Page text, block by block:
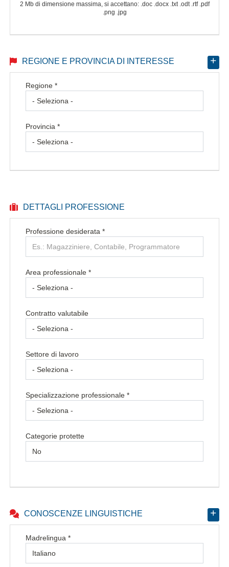
2 Mb di dimensione massima, si accettano: .doc .docx .txt .odt .rtf .pdf
.png .jpg
REGIONE E PROVINCIA DI INTERESSE
Regione *
Provincia *
DETTAGLI PROFESSIONE
Professione desiderata *
Area professionale *
Contratto valutabile
Settore di lavoro
Specializzazione professionale *
Categorie protette
CONOSCENZE LINGUISTICHE
Madrelingua *